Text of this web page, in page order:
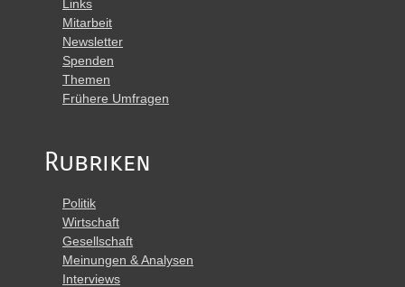
Links
Mitarbeit
Newsletter
Spenden
Themen
Frühere Umfragen
Rubriken
Politik
Wirtschaft
Gesellschaft
Meinungen & Analysen
Interviews